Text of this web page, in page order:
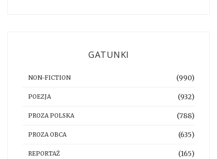
GATUNKI
NON-FICTION (990)
POEZJA (932)
PROZA POLSKA (788)
PROZA OBCA (635)
REPORTAŻ (165)